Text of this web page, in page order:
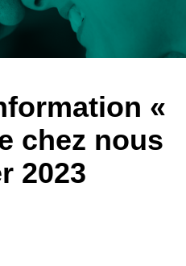
«
chez nous
2023